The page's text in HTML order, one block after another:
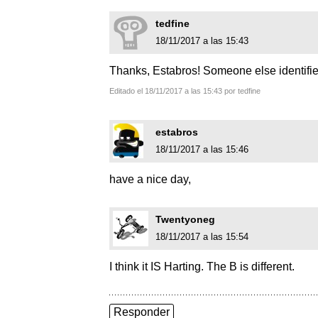
tedfine
18/11/2017 a las 15:43
Thanks, Estabros! Someone else
Editado el 18/11/2017 a las 15:43 por tedfine
estabros
18/11/2017 a las 15:46
have a nice day,
Twentyoneg
18/11/2017 a las 15:54
I think it IS Harting. The B is different.
Responder